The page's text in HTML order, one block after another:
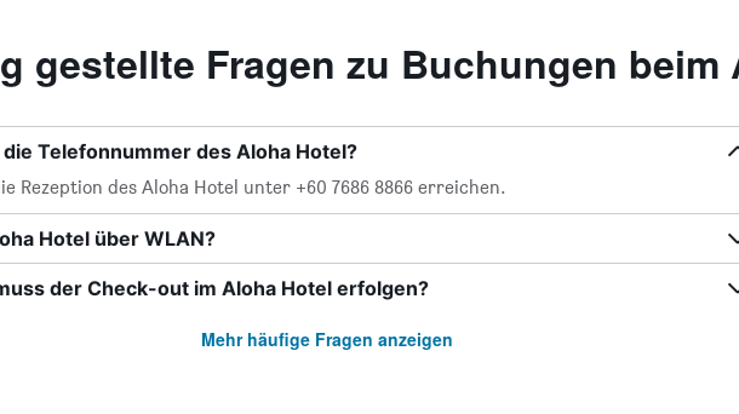
gestellte Fragen zu Buchungen beim
Telefonnummer des Aloha Hotel?
Rezeption des Aloha Hotel unter +60 7686 8866 erreichen.
Hotel über WLAN?
der Check-out im Aloha Hotel erfolgen?
Mehr häufige Fragen anzeigen